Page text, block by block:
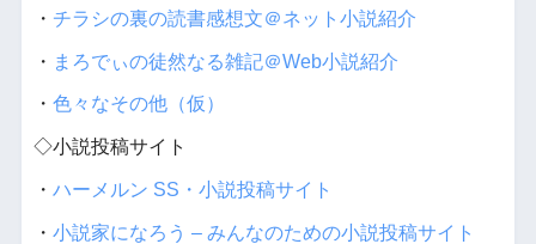
・ チラシの裏の読書感想文＠ネット小説紹介
・ まろでぃの徒然なる雑記＠Web小説紹介
・ 色々なその他（仮）
◇小説投稿サイト
・ ハーメルン SS・小説投稿サイト
・ 小説家になろう – みんなのための小説投稿サイト